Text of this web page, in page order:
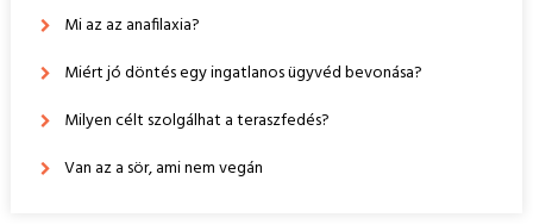
Mi az az anafilaxia?
Miért jó döntés egy ingatlanos ügyvéd bevonása?
Milyen célt szolgálhat a teraszfedés?
Van az a sör, ami nem vegán